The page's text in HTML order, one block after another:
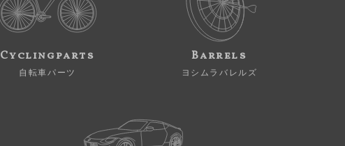
Cyclingparts
自転車パーツ
Barrels
ヨシムラバレルズ